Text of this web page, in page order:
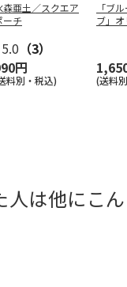
森亜土／スクエア
ーチ
5.0 （3）
円
料別・税込)
「ブ
ブ」
(送料
は他にこ